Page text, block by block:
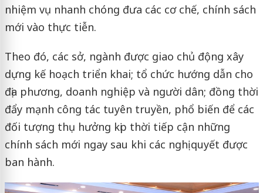
nhiệm vụ nhanh chóng đưa các cơ chế, chính sách
mới vào thực tiễn.
Theo đó, các sở, ngành được giao chủ động xây
dựng kế hoạch triển khai; tổ chức hướng dẫn cho
địa phương, doanh nghiệp và người dân; đồng thời
đẩy mạnh công tác tuyên truyền, phổ biến để các
đối tượng thụ hưởng kịp thời tiếp cận những
chính sách mới ngay sau khi các nghị quyết được
ban hành.